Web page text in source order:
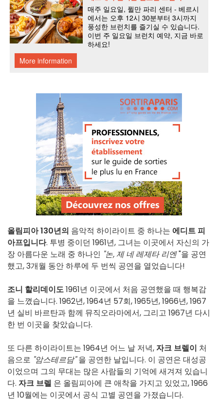
올림피아 130년의 음악적 하이라이트 중 하나는 에디트 피
아프입니다. 투병 중이던 1961년, 그녀는 이곳에서 자신의 가
장 아름다운 노래 중 하나인 "논, 제 네 레제타 리엔"을 공연
했고, 3개월 동안 하루에 두 번씩 공연을 열었습니다!
조니 할리데이도1961년 이곳에서 처음 공연했을 때 행복감
을 느꼈습니다. 1962년, 1964년 57회, 1965년, 1966년, 1967
년 실비 바르탄과 함께 뮤직오라마에서, 그리고 1967년 다시
한 번 이곳을 찾았습니다.
또 다른 하이라이트는 1964년 어느 날 저녁,자크 브렐이 처
음으로 "암스테르담"을 공연한 날입니다. 이 공연은 대성공
이었으며 그의 무대는 많은 사람들의 기억에 새겨져 있습니
다. 자크 브렐 은 올림피아에 큰 애착을 가지고 있었고, 1966
년 10월에는 이곳에서 공식 고별 공연을 가졌습니다.